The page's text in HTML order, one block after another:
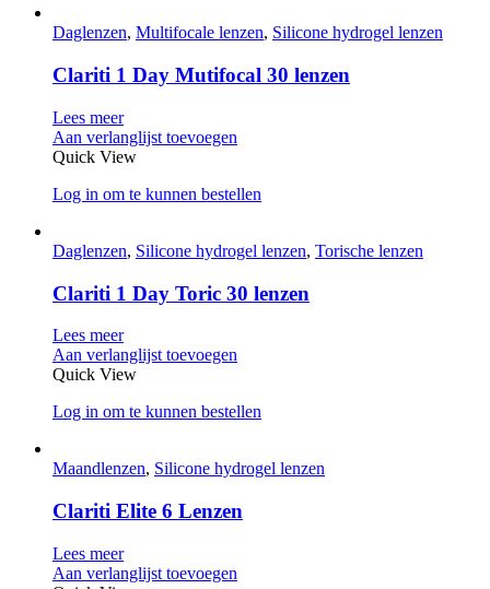
Daglenzen, Multifocale lenzen, Silicone hydrogel lenzen
Clariti 1 Day Mutifocal 30 lenzen
Lees meer
Aan verlanglijst toevoegen
Quick View
Log in om te kunnen bestellen
Daglenzen, Silicone hydrogel lenzen, Torische lenzen
Clariti 1 Day Toric 30 lenzen
Lees meer
Aan verlanglijst toevoegen
Quick View
Log in om te kunnen bestellen
Maandlenzen, Silicone hydrogel lenzen
Clariti Elite 6 Lenzen
Lees meer
Aan verlanglijst toevoegen